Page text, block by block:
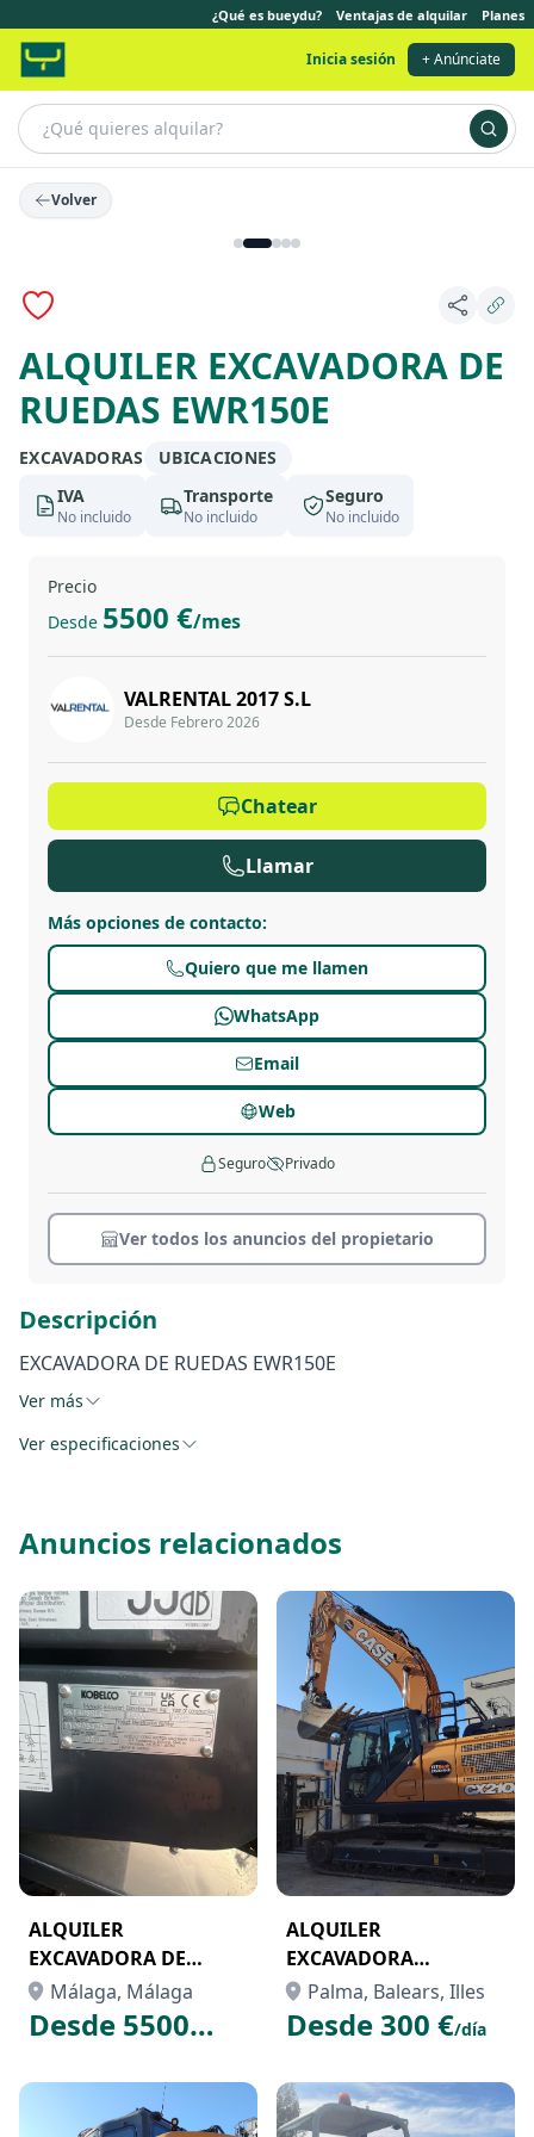
¿Qué es bueydu? Ventajas de alquilar Planes
Inicia sesión + Anúnciate
Volver
ALQUILER EXCAVADORA DE
RUEDAS EWR150E
EXCAVADORAS
UBICACIONES
IVA
No incluido
Transporte
No incluido
Seguro
No incluido
Descripción
EXCAVADORA DE RUEDAS EWR150E
Ver más
Ver especificaciones
Precio
Desde 5500 €/mes
VALRENTAL 2017 S.L
Desde Febrero 2026
Chatear
Llamar
Más opciones de contacto:
Quiero que me llamen
WhatsApp
Email
Web
Seguro Privado
Ver todos los anuncios del propietario
Anuncios relacionados
ALQUILER
EXCAVADORA DE
CADENAS KOBELCO
SK140SRLC7
Málaga, Málaga
Desde 5500
ALQUILER
EXCAVADORA
CADENAS CASE CX210E
Palma, Balears, Illes
Desde 300 €/día